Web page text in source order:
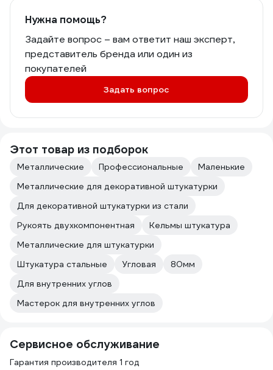
Нужна помощь?
Задайте вопрос – вам ответит наш эксперт,
представитель бренда или один из
покупателей
Задать вопрос
Этот товар из подборок
Металлические Профессиональные
Маленькие
Металлические для декоративной штукатурки
Для декоративной штукатурки из стали
Рукоять двухкомпонентная
Кельмы штукатура
Металлические для штукатурки
Штукатура стальные
Угловая
80мм
Для внутренних углов
Мастерок для внутренних углов
Сервисное обслуживание
Гарантия производителя 1 год